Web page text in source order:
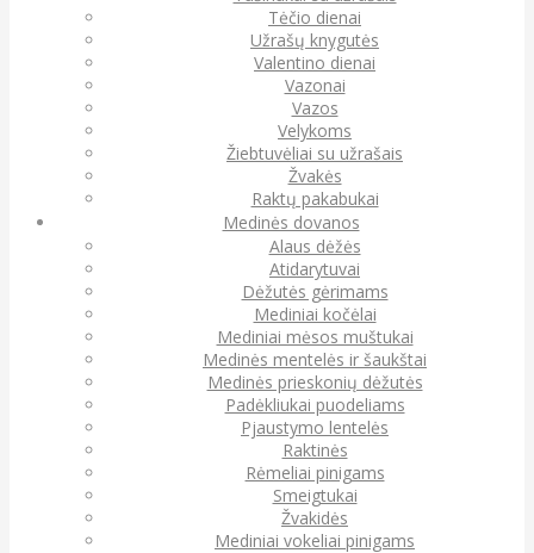
Tėčio dienai
Užrašų knygutės
Valentino dienai
Vazonai
Vazos
Velykoms
Žiebtuvėliai su užrašais
Žvakės
Raktų pakabukai
Medinės dovanos
Alaus dėžės
Atidarytuvai
Dėžutės gėrimams
Mediniai kočėlai
Mediniai mėsos muštukai
Medinės mentelės ir šaukštai
Medinės prieskonių dėžutės
Padėkliukai puodeliams
Pjaustymo lentelės
Raktinės
Rėmeliai pinigams
Smeigtukai
Žvakidės
Mediniai vokeliai pinigams